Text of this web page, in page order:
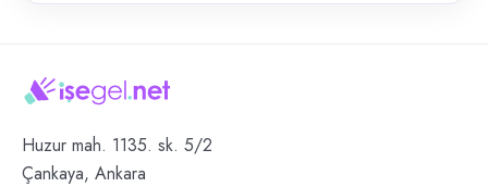
Huzur mah. 1135. sk. 5/2
Çankaya, Ankara